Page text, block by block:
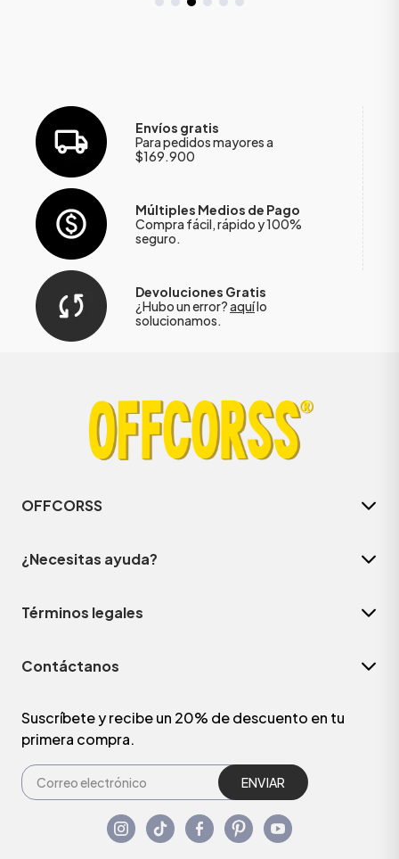
Envíos gratis
Para pedidos mayores a
$169.900
Múltiples Medios de Pago
Compra fácil, rápido y 100%
seguro.
Devoluciones Gratis
¿Hubo un error?aquílo
solucionamos.
OFFCORSS
¿Necesitas ayuda?
Términos legales
Contáctanos
Suscríbete y recibe un 20% de descuento en tu
primera compra.
ENVIAR